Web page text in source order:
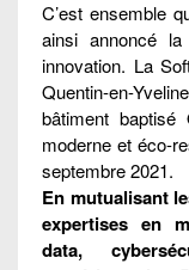
C’est ensemble
ainsi annoncé
innovation. La
Quentin-en-
bâtiment
moderne et éco-
septembre 2021.
En mutualisant
expertises en
data,